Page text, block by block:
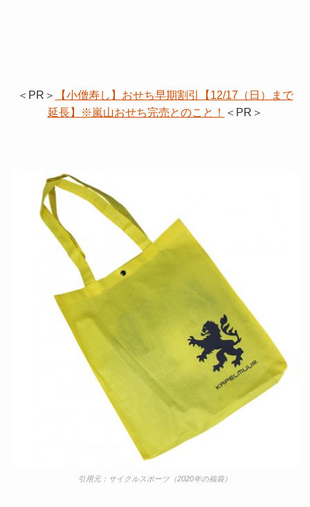
＜PR＞
【小僧寿し】おせち早期割引【12/17（日）まで
延長】※嵐山おせち完売とのこと！
＜PR＞
引用元：サイクルスポーツ（2020年の福袋）